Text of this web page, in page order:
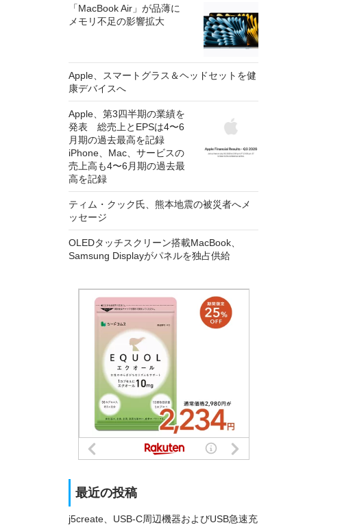
「MacBook Air」が品薄に
メモリ不足の影響拡大
Apple、スマートグラス＆ヘッドセットを健
康デバイスへ
Apple、第3四半期の業績を
発表 総売上とEPSは4〜6
月期の過去最高を記録
iPhone、Mac、サービスの
売上高も4〜6月期の過去最
高を記録
ティム・クック氏、熊本地震の被災者へメ
ッセージ
OLEDタッチスクリーン搭載MacBook、
Samsung Displayがパネルを独占供給
最近の投稿
j5create、USB-C周辺機器およびUSB急速充